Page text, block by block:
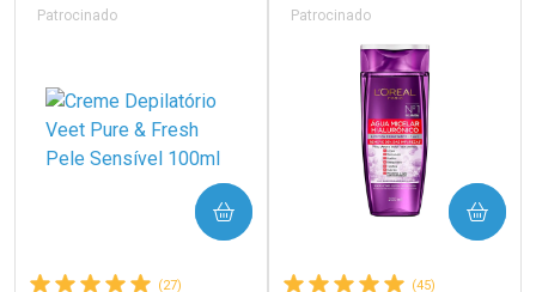
Laboratório
Por Menos Laboratório
Por Menos
(27)
Patrocinado
COMPRAR
(45)
Patrocinado
COMPRAR